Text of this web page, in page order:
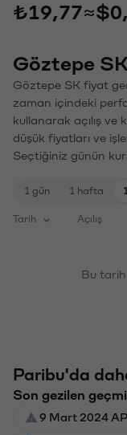
₺19,77≈
Göztepe
Göztepe SK fiyat
zaman içindeki
kullanarak açılış ve
düşük fiyatları ve
Seçtiğiniz günün
1 gün 1 hafta
Tarih Açılış
Bu tarih
Paribu'da
Son gezilen
9 Mart 2024